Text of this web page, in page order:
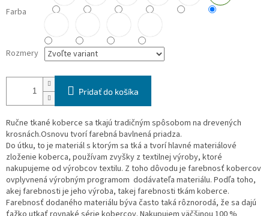
Farba
Rozmery
Pridať do košíka
Ručne tkané koberce sa tkajú tradičným spôsobom na drevených
krosnách.Osnovu tvorí farebná bavlnená priadza.
Do útku, to je materiál s ktorým sa tká a tvorí hlavné materiálové
zloženie koberca, používam zvyšky z textilnej výroby, ktoré
nakupujeme od výrobcov textilu. Z toho dôvodu je farebnosť kobercov
ovplyvnená výrobným programom dodávateľa materiálu. Podľa toho,
akej farebnosti je jeho výroba, takej farebnosti tkám koberce.
Farebnosť dodaného materiálu býva často taká rôznorodá, že sa dajú